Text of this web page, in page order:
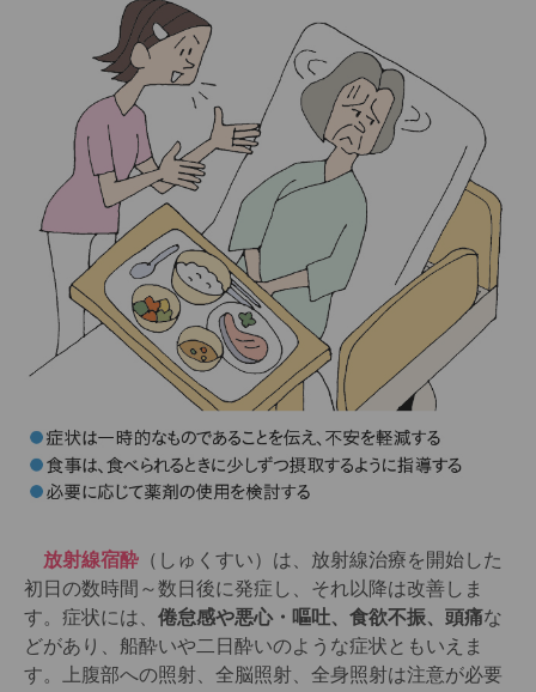
放射線宿酔 （しゅくすい）は、放射線治療を開始した
初日の数時間～数日後に発症し、それ以降は改善しま
す。症状には、 倦怠感や悪心・嘔吐、食欲不振、頭痛な
どがあり、船酔いや二日酔いのような症状ともいえま
す。上腹部への照射、全脳照射、全身照射は注意が必要